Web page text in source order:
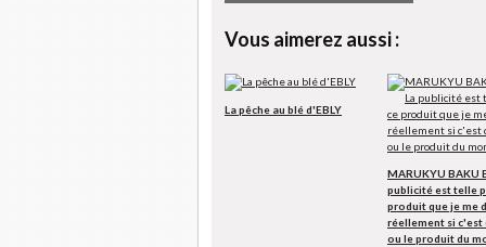
Vous aimerez aussi :
La pêche au blé d'EBLY
MARUKYU BAKU
publicité est telle
produit que je me
réellement si
ou le produit du